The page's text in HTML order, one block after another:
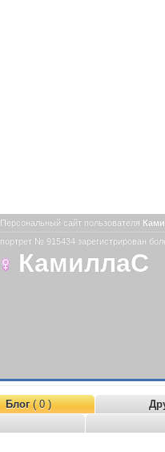
Персональный сайт пользователя
портрет № 915434 зарегистрирован
КамиллаС
Блог( 0 )